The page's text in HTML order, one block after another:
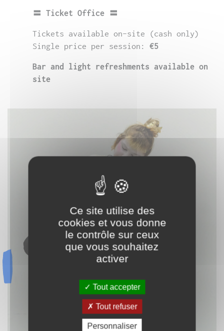
〓 Ticket Office 〓
Tickets available on-site (cash only)
Single price per session: €5
Bar and light refreshments available on
site
Ce site utilise des
cookies et vous donne
le contrôle sur ceux
que vous souhaitez
activer
Tout accepter
Tout refuser
Personnaliser